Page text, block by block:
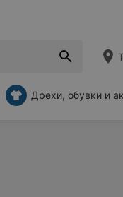
Дрехи, обувки и